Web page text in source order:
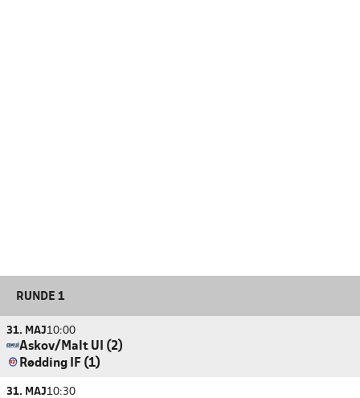
RUNDE 1
31. MAJ10:00
Askov/Malt UI (2)
Rødding IF (1)
31. MAJ10:30